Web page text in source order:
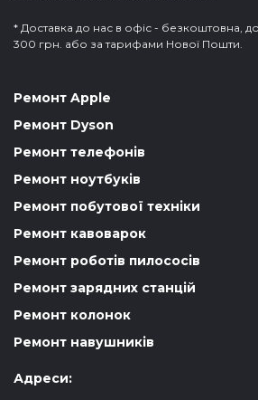
* Доставка до нас в офіс - безкоштовна,
300 грн. або за тарифами Нової Пошти.
Ремонт Apple
Ремонт Dyson
Ремонт телефонів
Ремонт ноутбуків
Ремонт побутової техніки
Ремонт кавоварок
Ремонт роботів пилососів
Ремонт зарядних станцій
Ремонт колонок
Ремонт навушників
Адреси: